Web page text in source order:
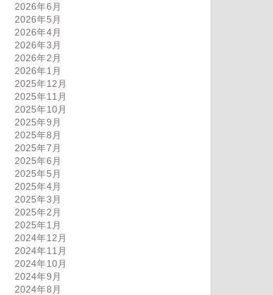
2026年6月
2026年5月
2026年4月
2026年3月
2026年2月
2026年1月
2025年12月
2025年11月
2025年10月
2025年9月
2025年8月
2025年7月
2025年6月
2025年5月
2025年4月
2025年3月
2025年2月
2025年1月
2024年12月
2024年11月
2024年10月
2024年9月
2024年8月